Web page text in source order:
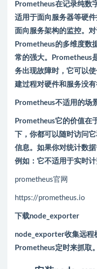
Prometheus在记录纯数
适用于面向服务器等硬
面向服务架构的监控。
Prometheus的多维度数
常的强大。Prometheus
务出现故障时，它可以
建过程对硬件和服务没有
Prometheus不适用的场
Prometheus它的价值在
下，你都可以随时访问
信息。如果你对统计数
例如：它不适用于实时计
prometheus官网
https://prometheus.io
下载node_exporter
node_exporter收集远程
Prometheus定时来抓取。